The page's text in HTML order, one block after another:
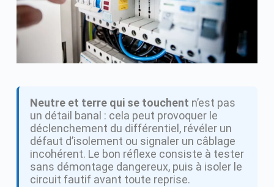
Neutre et terre qui se touchent n’est pas
un détail banal : cela peut provoquer le
déclenchement du différentiel, révéler un
défaut d’isolement ou signaler un câblage
incohérent. Le bon réflexe consiste à tester
sans démontage dangereux, puis à isoler le
circuit fautif avant toute reprise.